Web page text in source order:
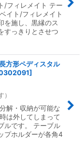
/フィレメイト テー
イト/フィレメイト
を施し、黒縁のス
すっきりとさせつ
方形ペディスタル
]
解・収納が可能な
は外してしまって
ルです。 テーブル
プホルダーが各角4